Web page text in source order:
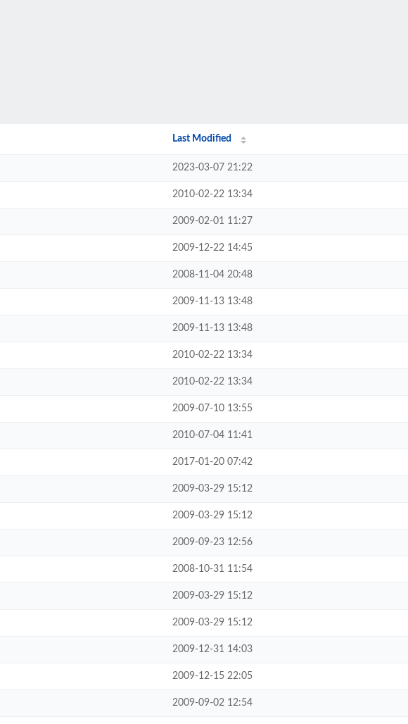
Last Modified
2023-03-07 21:22
2010-02-22 13:34
2009-02-01 11:27
2009-12-22 14:45
2008-11-04 20:48
2009-11-13 13:48
2009-11-13 13:48
2010-02-22 13:34
2010-02-22 13:34
2009-07-10 13:55
2010-07-04 11:41
2017-01-20 07:42
2009-03-29 15:12
2009-03-29 15:12
2009-09-23 12:56
2008-10-31 11:54
2009-03-29 15:12
2009-03-29 15:12
2009-12-31 14:03
2009-12-15 22:05
2009-09-02 12:54